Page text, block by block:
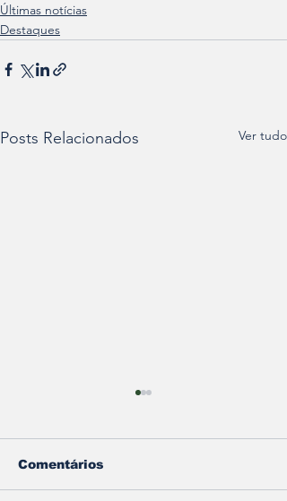
Últimas notícias
Destaques
Posts Relacionados Ver tudo
Comentários